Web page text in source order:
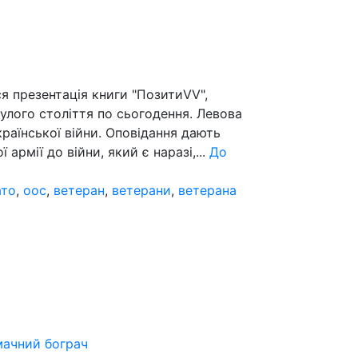
презентація книги "ПозитиVV",
століття по сьогодення. Левова
війни. Оповідання дають
до війни, який є наразі,... До
, оос, ветеран, ветерани, ветерана
бограч